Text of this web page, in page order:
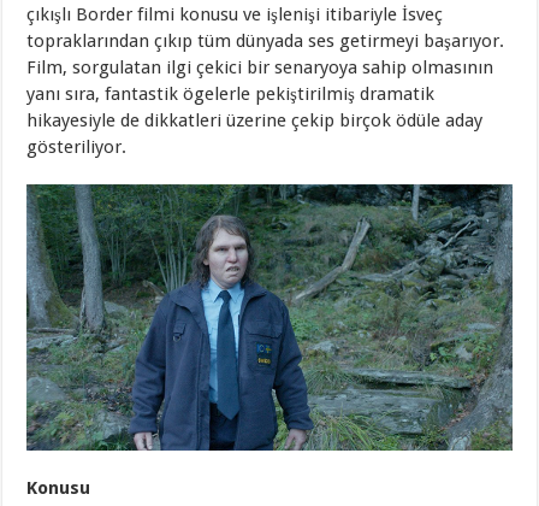
çıkışlı Border filmi konusu ve işlenişi itibariyle İsveç
topraklarından çıkıp tüm dünyada ses getirmeyi başarıyor.
Film, sorgulatan ilgi çekici bir senaryoya sahip olmasının
yanı sıra, fantastik ögelerle pekiştirilmiş dramatik
hikayesiyle de dikkatleri üzerine çekip birçok ödüle aday
gösteriliyor.
Konusu